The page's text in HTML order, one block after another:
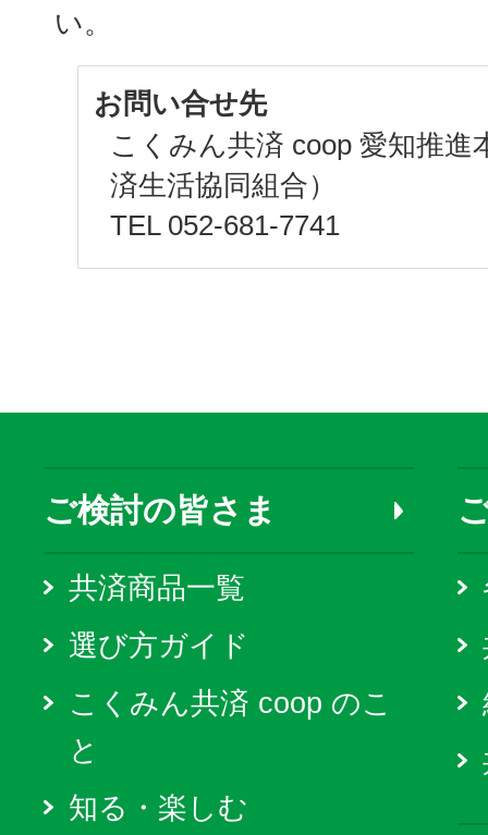
い。
お問い合せ先
こくみん共済 coop 愛知推進
済生活協同組合）
TEL 052-681-7741
ご検討の皆さま
共済商品一覧
選び方ガイド
こくみん共済 coop のこ
と
知る・楽しむ